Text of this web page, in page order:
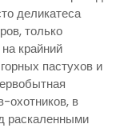
деликатеса
только
крайний
пастухов и
охотников, в
раскаленными